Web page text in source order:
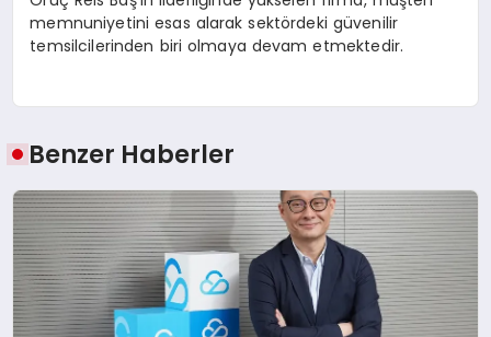
memnuniyetini esas alarak sektördeki güvenilir
temsilcilerinden biri olmaya devam etmektedir.
Benzer Haberler